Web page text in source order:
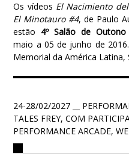
Os vídeos El Nacimiento
El Minotauro #4, de Paulo
estão 4º Salão de
maio a 05 de junho de
Memorial da América Latina,
24-28/02/2027 __
TALES FREY, COM
PERFORMANCE ARCADE,